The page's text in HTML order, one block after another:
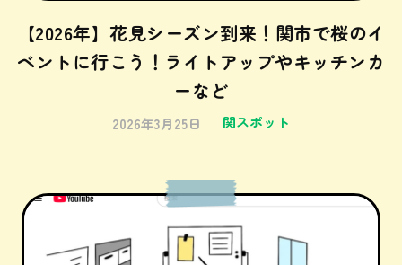
【2026年】花見シーズン到来！関市で桜のイ
ベントに行こう！ライトアップやキッチンカ
ーなど
2026年3月25日 関スポット